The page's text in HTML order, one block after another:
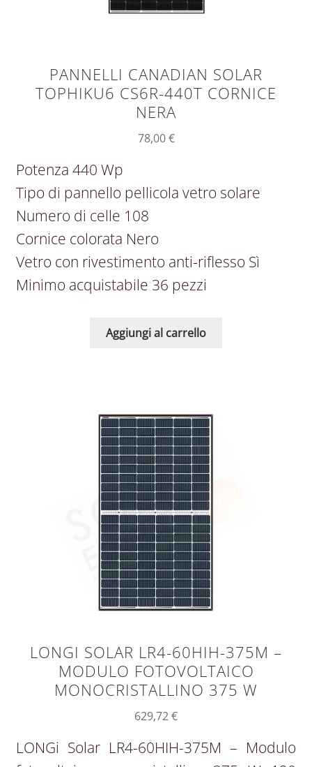
PANNELLI CANADIAN SOLAR
TOPHIKU6 CS6R-440T CORNICE
NERA
78,00€
Potenza 440 Wp
Tipo di pannello pellicola vetro solare
Numero di celle 108
Cornice colorata Nero
Vetro con rivestimento anti-riflesso Sì
Minimo acquistabile 36 pezzi
Aggiungi al carrello
LONGI SOLAR LR4-60HIH-375M –
MODULO FOTOVOLTAICO
MONOCRISTALLINO 375 W
629,72€
LONGi Solar LR4-60HIH-375M – Modulo